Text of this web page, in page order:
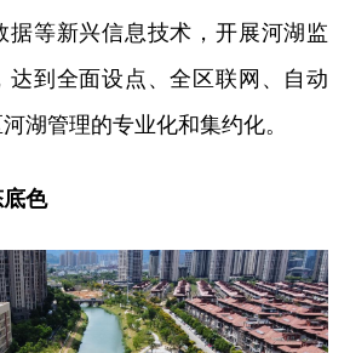
据等新兴信息技术，开展河湖监
达到全面设点、全区联网、自动
湖管理的专业化和集约化。
色